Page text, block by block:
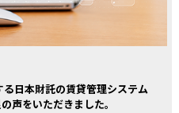
日本財託の賃貸管理システム
声をいただきました。